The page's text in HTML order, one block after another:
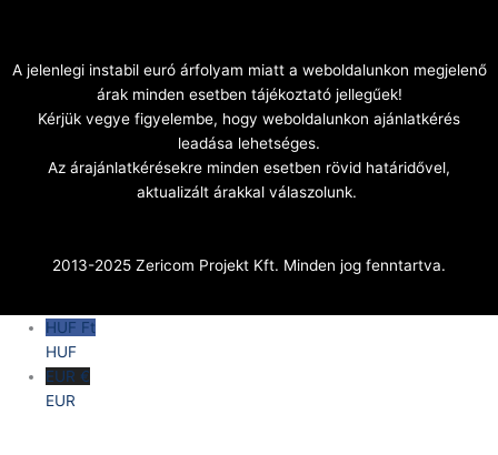
A jelenlegi instabil euró árfolyam miatt a weboldalunkon megjelenő
árak minden esetben tájékoztató jellegűek!
Kérjük vegye figyelembe, hogy weboldalunkon ajánlatkérés
leadása lehetséges.
Az árajánlatkérésekre minden esetben rövid határidővel,
aktualizált árakkal válaszolunk.
2013-2025 Zericom Projekt Kft. Minden jog fenntartva.
HUF Ft
HUF
EUR €
EUR